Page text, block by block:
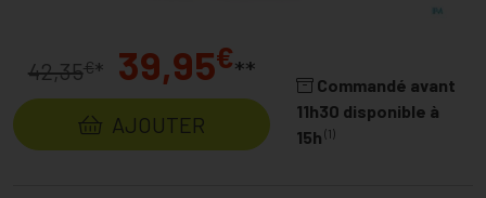
42,35€* 39,95€**
AJOUTER
Commandé avant
11h30 disponible à
15h (1)